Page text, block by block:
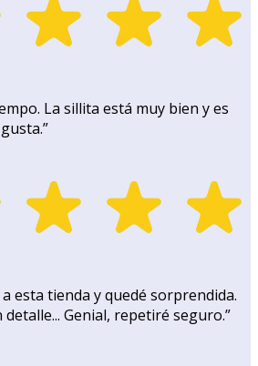
La sillita está muy bien y es
”
esta tienda y quedé sorprendida.
detalle... Genial, repetiré seguro.”